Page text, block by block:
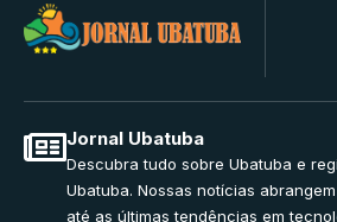
Jornal Ubatuba
Descubra tudo sobre Ubatuba e
Ubatuba. Nossas notícias
até as últimas tendências em